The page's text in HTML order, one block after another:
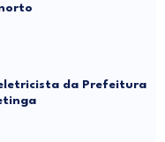
da Prefeitura